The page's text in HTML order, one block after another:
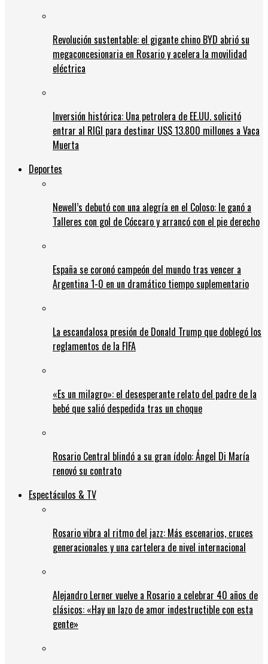
Revolución sustentable: el gigante chino BYD abrió su
megaconcesionaria en Rosario y acelera la movilidad
eléctrica
Inversión histórica: Una petrolera de EE.UU. solicitó
entrar al RIGI para destinar US$ 13.800 millones a Vaca
Muerta
Deportes
Newell’s debutó con una alegría en el Coloso: le ganó a
Talleres con gol de Cóccaro y arrancó con el pie derecho
España se coronó campeón del mundo tras vencer a
Argentina 1-0 en un dramático tiempo suplementario
La escandalosa presión de Donald Trump que doblegó los
reglamentos de la FIFA
«Es un milagro»: el desesperante relato del padre de la
bebé que salió despedida tras un choque
Rosario Central blindó a su gran ídolo: Ángel Di María
renovó su contrato
Espectáculos & TV
Rosario vibra al ritmo del jazz: Más escenarios, cruces
generacionales y una cartelera de nivel internacional
Alejandro Lerner vuelve a Rosario a celebrar 40 años de
clásicos: «Hay un lazo de amor indestructible con esta
gente»